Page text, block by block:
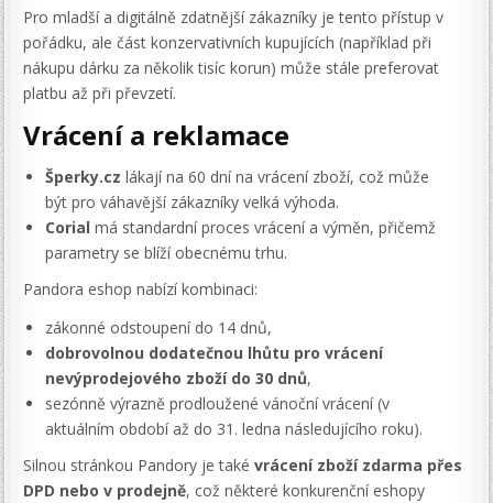
Pro mladší a digitálně zdatnější zákazníky je tento přístup v
pořádku, ale část konzervativních kupujících (například při
nákupu dárku za několik tisíc korun) může stále preferovat
platbu až při převzetí.
Vrácení a reklamace
Šperky.cz lákají na 60 dní na vrácení zboží, což může
být pro váhavější zákazníky velká výhoda.
Corial má standardní proces vrácení a výměn, přičemž
parametry se blíží obecnému trhu.
Pandora eshop nabízí kombinaci:
zákonné odstoupení do 14 dnů,
dobrovolnou dodatečnou lhůtu pro vrácení
nevýprodejového zboží do 30 dnů,
sezónně výrazně prodloužené vánoční vrácení (v
aktuálním období až do 31. ledna následujícího roku).
Silnou stránkou Pandory je takévrácení zboží zdarma přes
DPD nebo v prodejně, což některé konkurenční eshopy